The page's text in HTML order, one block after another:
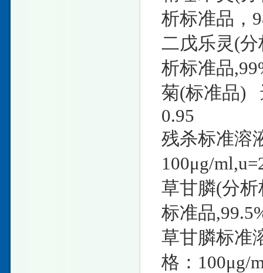
析标准品，
二戊乐灵(
析标准品
菊(标准品)
0.95
残杀标准溶
100μg/
草甘膦(分
标准品
草甘膦标准
格：100μg/